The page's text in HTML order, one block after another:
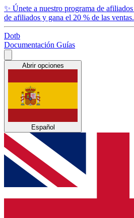
✨ Únete a nuestro programa de afiliados
de afiliados y gana el 20 % de las ventas.
Dotb
Documentación Guías
Abrir opciones
Español